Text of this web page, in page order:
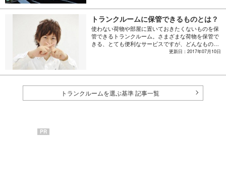
納スペース」と呼びます。 どちらを選ぶかによっ
て、荷物を預ける環境が変わってきますので、それ
ぞれの特徴を知っておくことが大切です。今回は、
「トランクルーム」と「レンタル収納スペース」の
違いについて紹介します。
トランクルームに保管できるものとは？
使わない荷物や部屋に置いておきたくないものを保
管できるトランクルーム。さまざまな荷物を保管で
きる、とても便利なサービスですが、どんなもので
も保管できるというわけではありません。中にはト
物とできない品物を紹介します。
更新日：2017年07月10日
トランクルームを選ぶ基準 記事一覧
PR